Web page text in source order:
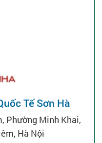
Tế Sơn Hà
Phường Minh Khai,
Hà Nội